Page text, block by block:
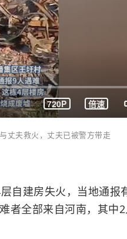
720P 倍速
丈夫救火，丈夫已被警方带走
自建房失火，当地通报
者全部来自河南，其中